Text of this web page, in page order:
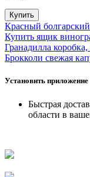
Купить
Красный
Купить ящик
Гранадилла коробка,
Брокколи свежая
Установить приложение
Быстрая
области в